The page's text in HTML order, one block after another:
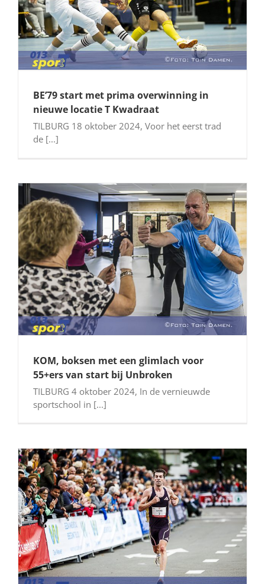
BE’79 start met prima overwinning in
nieuwe locatie T Kwadraat
TILBURG 18 oktober 2024, Voor het eerst trad
de [...]
KOM, boksen met een glimlach voor
55+ers van start bij Unbroken
TILBURG 4 oktober 2024, In de vernieuwde
sportschool in [...]